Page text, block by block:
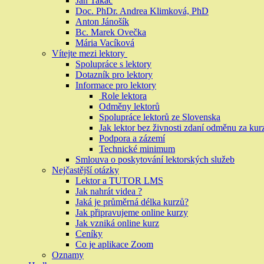
Doc. PhDr. Andrea Klimková, PhD
Anton Jánošík
Bc. Marek Ovečka
Mária Vacíková
Vítejte mezi lektory
Spolupráce s lektory
Dotazník pro lektory
Informace pro lektory
Role lektora
Odměny lektorů
Spolupráce lektorů ze Slovenska
Jak lektor bez živnosti zdaní odměnu za
Podpora a zázemí
Technické minimum
Smlouva o poskytování lektorských služeb
Nejčastější otázky
Lektor a TUTOR LMS
Jak nahrát videa ?
Jaká je průměrná délka kurzů?
Jak připravujeme online kurzy
Jak vzniká online kurz
Ceníky
Co je aplikace Zoom
Oznamy